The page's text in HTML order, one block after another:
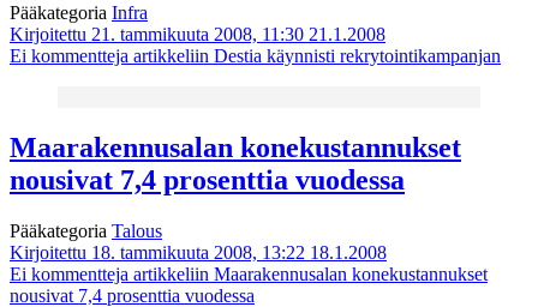
Pääkategoria Infra
Kirjoitettu 21. tammikuuta 2008, 11:30 21.1.2008
Ei kommentteja artikkeliin Destia käynnisti rekrytointikampanjan
Maarakennusalan konekustannukset
nousivat 7,4 prosenttia vuodessa
Pääkategoria Talous
Kirjoitettu 18. tammikuuta 2008, 13:22 18.1.2008
Ei kommentteja artikkeliin Maarakennusalan konekustannukset
nousivat 7,4 prosenttia vuodessa